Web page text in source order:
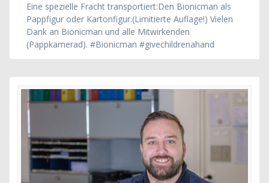
Eine spezielle Fracht transportiert:Den Bionicman als
Pappfigur oder Kartonfigur.(Limitierte Auflage!) Vielen
Dank an Bionicman und alle Mitwirkenden
(Pappkamerad). #Bionicman #givechildrenahand